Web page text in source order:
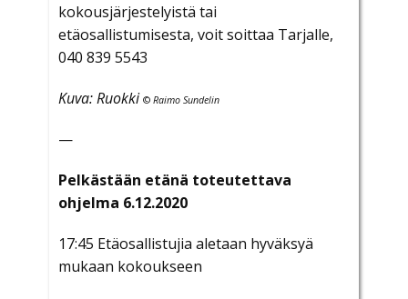
kokousjärjestelyistä tai
etäosallistumisesta, voit soittaa Tarjalle,
040 839 5543
Kuva: Ruokki © Raimo Sundelin
—
Pelkästään etänä toteutettava
ohjelma 6.12.2020
17:45 Etäosallistujia aletaan hyväksyä
mukaan kokoukseen